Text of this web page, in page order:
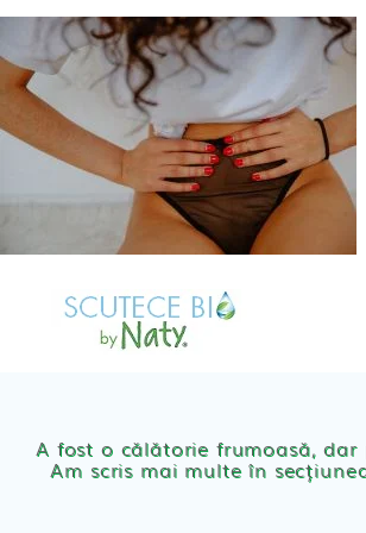
Skip
content
A fost o călătorie frumoasă,
Am scris mai multe în